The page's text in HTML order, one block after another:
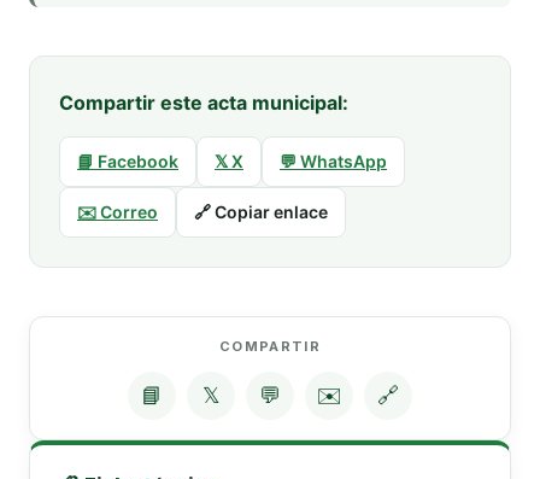
Compartir este acta municipal:
📘 Facebook 𝕏 X 💬 WhatsApp
✉️ Correo 🔗 Copiar enlace
COMPARTIR
📘 𝕏 💬 ✉️ 🔗